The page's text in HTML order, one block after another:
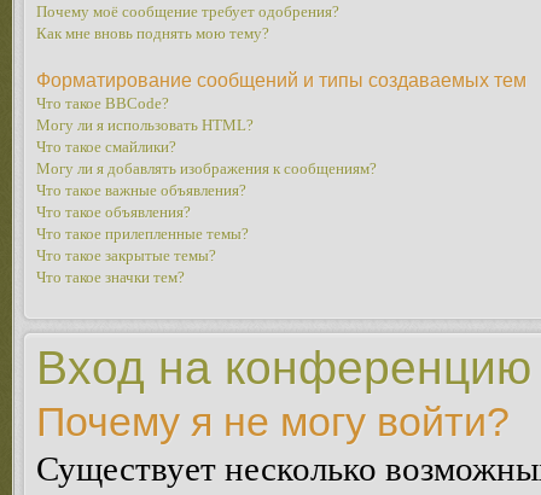
Почему моё сообщение требует одобрения?
Как мне вновь поднять мою тему?
Форматирование сообщений и типы создаваемых тем
Что такое BBCode?
Могу ли я использовать HTML?
Что такое смайлики?
Могу ли я добавлять изображения к сообщениям?
Что такое важные объявления?
Что такое объявления?
Что такое прилепленные темы?
Что такое закрытые темы?
Что такое значки тем?
Вход на конференцию
Почему я не могу войти?
Существует несколько